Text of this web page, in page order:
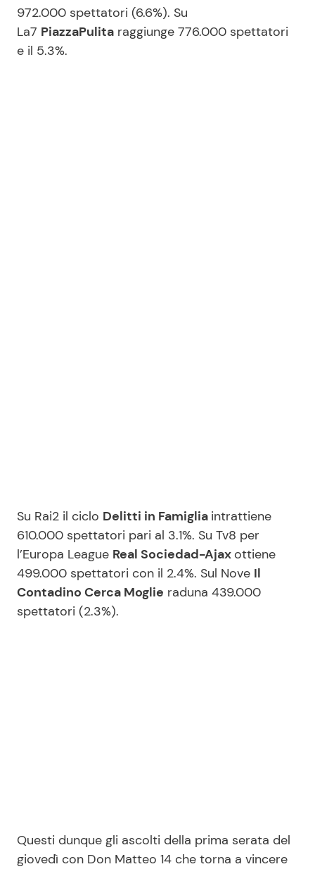
972.000 spettatori (6.6%). Su
La7 PiazzaPulita raggiunge 776.000 spettatori
e il 5.3%.
Su Rai2 il ciclo Delitti in Famiglia intrattiene
610.000 spettatori pari al 3.1%. Su Tv8 per
l’Europa League Real Sociedad-Ajax ottiene
499.000 spettatori con il 2.4%. Sul Nove Il
Contadino Cerca Moglie raduna 439.000
spettatori (2.3%).
Questi dunque gli ascolti della prima serata del
giovedì con Don Matteo 14 che torna a vincere